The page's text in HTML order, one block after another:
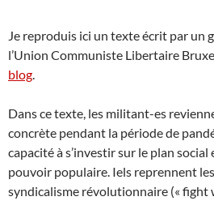
Je reproduis ici un texte écrit par un
l’Union Communiste Libertaire
blog.
Dans ce texte, les militant-es
concrète pendant la période de
capacité à s’investir sur le plan
pouvoir populaire. Iels reprennent
syndicalisme révolutionnaire (« fight